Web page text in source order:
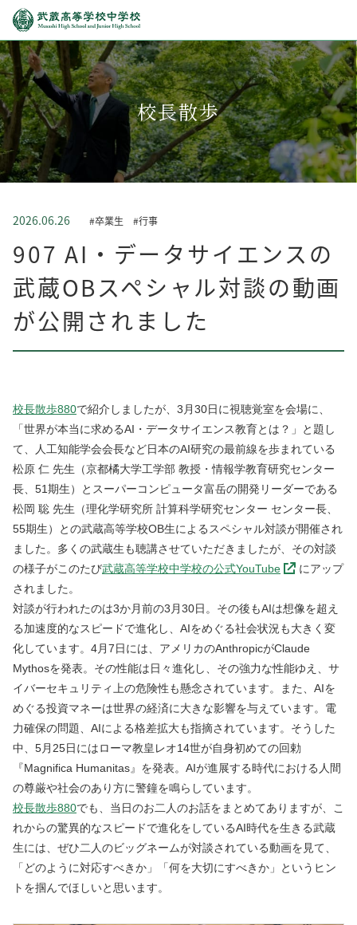
校長散歩
2026.06.26 #卒業生 #行事
907 AI・データサイエンスの
武蔵OBスペシャル対談の動画
が公開されました
校長散歩880で紹介しましたが、3月30日に視聴覚室を会場に、
「世界が本当に求めるAI・データサイエンス教育とは？ 」と題し
て、
人工知能学会会長など日本のAI研究の最前線を歩まれている
松原 仁 先生（京都橘大学工学部 教授・情報学教育研究センター
長 、51期生）とスーパーコンピュータ富岳の開発リーダーである
松岡 聡 先生（理化学研究所 計算科学研究センター センター長
55期生）との武蔵高等学校OB生によるスペシャル対談が開催され
ました。多くの武蔵生も聴講させていただきましたが、その対談
の様子がこのたび武蔵高等学校中学校の公式YouTube
にアップ
されました。
対談が行われたのは3か月前の3月30日。その後もAIは想像を超え
る加速度的なスピードで進化し、AIをめぐる社会状況も大きく変
化しています。4月7日には、アメリカのAnthropicがClaude
Mythosを発表。その性能は日々進化し、その強力な性能ゆえ、サ
イバーセキュリティ上の危険性も懸念されています。また、AIを
めぐる投資マネーは世界の経済に大きな影響を与えています。電
力確保の問題、AIによる格差拡大も指摘されています。そうした
中、5月25日にはローマ教皇レオ14世が自身初めての回勅
『Magnifica Humanitas』を発表。AIが進展する時代における人間
の尊厳や社会のあり方に警鐘を鳴らしています。
校長散歩880でも、当日のお二人のお話をまとめてありますが、こ
れからの驚異的なスピードで進化をしているAI時代を生きる武蔵
生には、ぜひ二人のビッグネームが対談されている動画を見て、
「どのように対応すべきか」「何を大切にすべきか」というヒン
トを掴んでほしいと思います。